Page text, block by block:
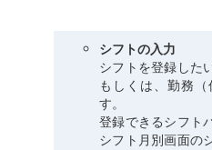
シフトの入力
シフトを登録した
もしくは、勤務
す。
登録できるシフト
シフト月別画面の